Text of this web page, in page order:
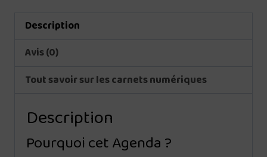
Description
Avis (0)
Tout savoir sur les carnets numériques
Description
Pourquoi cet Agenda ?